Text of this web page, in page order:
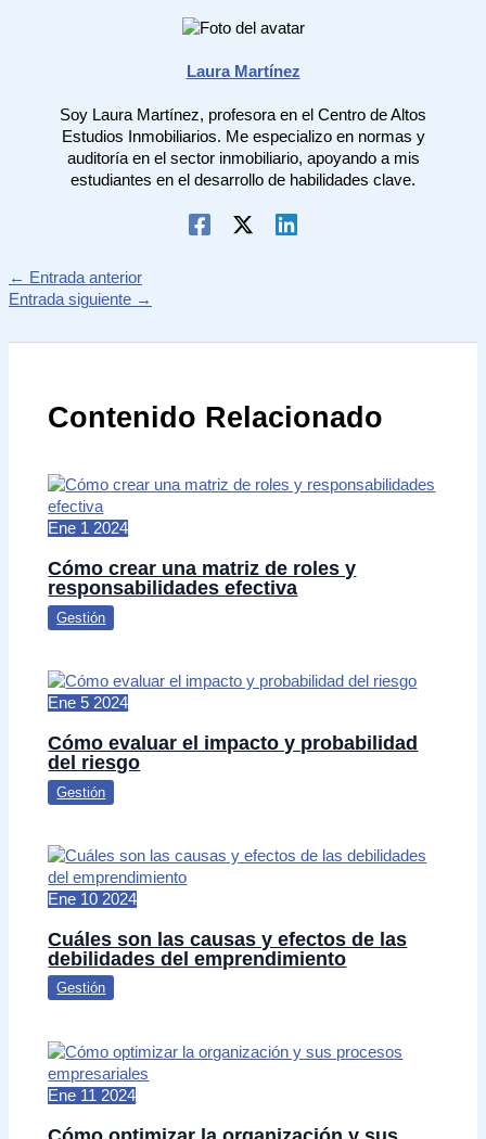
Laura Martínez
Soy Laura Martínez, profesora en el Centro de Altos
Estudios Inmobiliarios. Me especializo en normas y
auditoría en el sector inmobiliario, apoyando a mis
estudiantes en el desarrollo de habilidades clave.
← Entrada anterior
Entrada siguiente →
Contenido Relacionado
Ene 1 2024
Cómo crear una matriz de roles y
responsabilidades efectiva
Gestión
Ene 5 2024
Cómo evaluar el impacto y probabilidad
del riesgo
Gestión
Ene 10 2024
Cuáles son las causas y efectos de las
debilidades del emprendimiento
Gestión
Ene 11 2024